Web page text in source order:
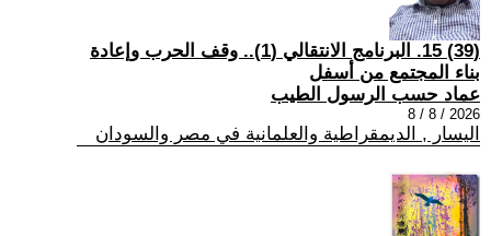
(39) 15. البرنامج الانتقالي (1).. وقف الحرب وإعادة
بناء المجتمع من أسفل
عماد حسب الرسول الطيب
2026 / 8 / 8
اليسار , الديمقراطية والعلمانية في مصر والسودان